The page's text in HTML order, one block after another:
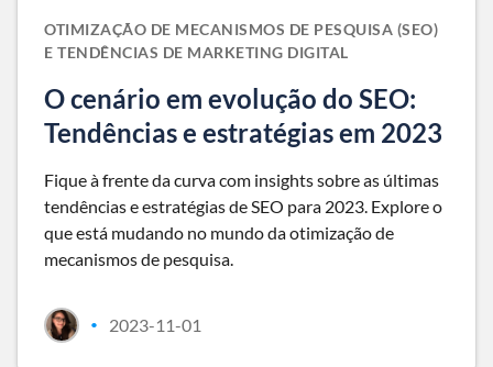
OTIMIZAÇÃO DE MECANISMOS DE PESQUISA (SEO)
E TENDÊNCIAS DE MARKETING DIGITAL
O cenário em evolução do SEO:
Tendências e estratégias em 2023
Fique à frente da curva com insights sobre as últimas
tendências e estratégias de SEO para 2023. Explore o
que está mudando no mundo da otimização de
mecanismos de pesquisa.
• 2023-11-01